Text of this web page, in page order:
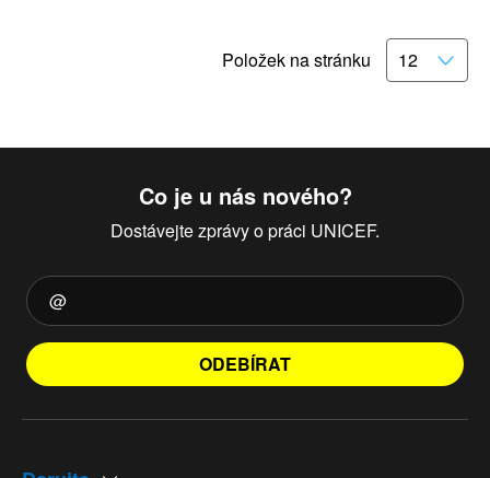
Položek na stránku
Co je u nás nového?
Dostávejte zprávy o práci UNICEF.
ODEBÍRAT